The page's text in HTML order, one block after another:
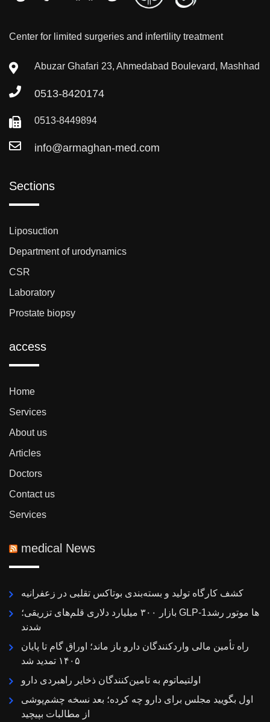
Center for limited surgeries and infertility treatment
Abuzar Ghafari 23, Ahmedabad Boulevard, Mashhad
0513-8420174
0513-8449894
info@armaghan-med.com
Sections
Liposuction
Department of urodynamics
CSR
Laboratory
Prostate biopsy
access
Home
Services
About us
Articles
Doctors
Contact us
Services
medical News
کشف کارگاه تولید و بسته‌بندی بوتاکس تقلبی در زعفرانیه
بازار ۳۰۰ میلیارد دلاری قلم‌های تزریقی؛ GLP-1ها موتور رشد
شدند
راه تأمین مالی واردکنندگان دارو باز ماند؛ اوراق گام تا پایان
۱۴۰۵ تمدید شد
اولتیماتوم به تامین‌کنندگان ذخایر راهبردی دارو
اول بگویید مجلس برای دارو چه کرده؛ بعد نسخه چشم‌پوشی
از مطالبات بپیچید